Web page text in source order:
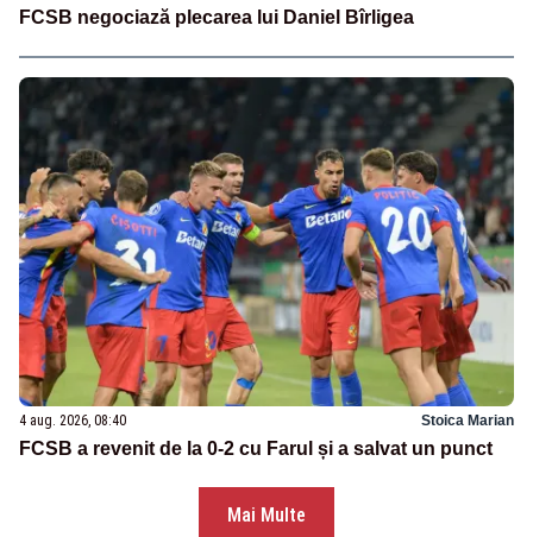
FCSB negociază plecarea lui Daniel Bîrligea
4 aug. 2026, 08:40 Stoica Marian
FCSB a revenit de la 0-2 cu Farul și a salvat un punct
Mai Multe